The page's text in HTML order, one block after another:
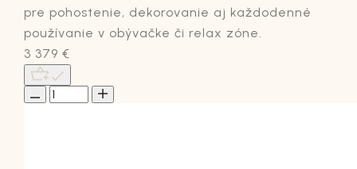
pre pohostenie, dekorovanie aj každodenné
používanie v obývačke či relax zóne.
3 379 €